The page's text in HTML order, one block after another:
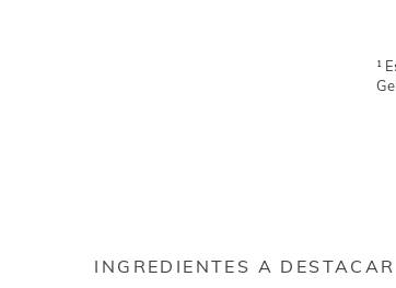
¹
INGREDIENTES A DESTACAR